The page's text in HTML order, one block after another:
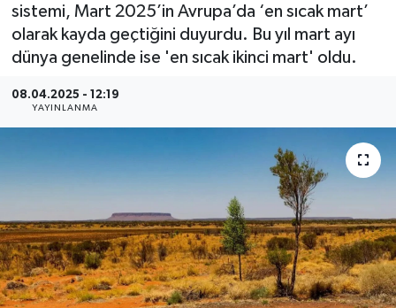
sistemi, Mart 2025’in Avrupa’da ‘en sıcak mart’
olarak kayda geçtiğini duyurdu. Bu yıl mart ayı
dünya genelinde ise 'en sıcak ikinci mart' oldu.
08.04.2025 - 12:19
YAYINLANMA
MAGAZİN
KÜLTÜR SANAT
SAĞLIK
BİLİM VE TEKNOLOJİ
KURUMSAL
Son Dakika Haberleri
Haber Arşivi